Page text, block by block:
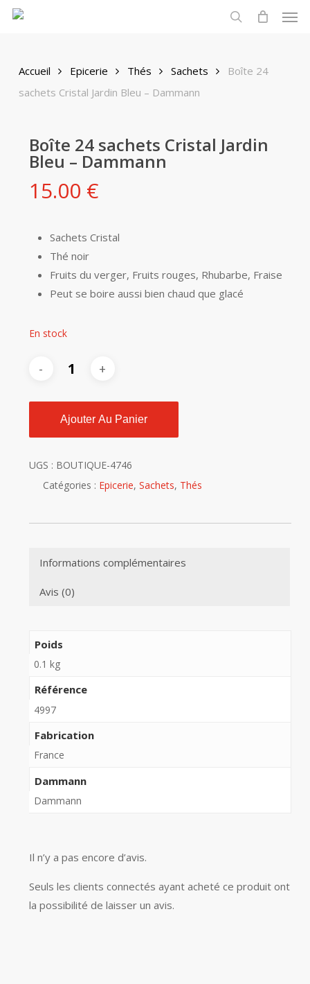
Skip
contentAccueil Epicerie Thés Sachets
Boîte 24
sachets Cristal Jardin Bleu – Dammann
Boîte 24 sachets Cristal Jardin
Bleu – Dammann
15.00 €
Sachets Cristal
Thé noir
Fruits du verger, Fruits rouges, Rhubarbe, Fraise
Peut se boire aussi bien chaud que glacé
En stock
Ajouter Au Panier
UGS : BOUTIQUE-4746
Catégories : Epicerie, Sachets, Thés
Informations complémentaires
Avis (0)
Poids
0.1 kg
Référence
4997
Fabrication
France
Dammann
Dammann
Il n’y a pas encore d’avis.
Seuls les clients connectés ayant acheté ce produit ont
la possibilité de laisser un avis.